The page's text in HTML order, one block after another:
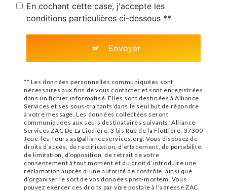
En cochant cette case, j'accepte les
conditions particulières ci-dessous **
Envoyer
** Les données personnelles communiquées sont
nécessaires aux fins de vous contacter et sont enregistrées
dans un fichier informatisé. Elles sont destinées à Alliance
Services et ses sous-traitants dans le seul but de répondre
à votre message. Les données collectées seront
communiquées aux seuls destinataires suivants: Alliance
Services ZAC De La Liodière, 3 bis Rue de la Flottière, 37300
Joué-lès-Tours as@allianceservices.org. Vous disposez de
droits d’accès, de rectification, d’effacement, de portabilité,
de limitation, d’opposition, de retrait de votre
consentement à tout moment et du droit d’introduire une
réclamation auprès d’une autorité de contrôle, ainsi que
d’organiser le sort de vos données post-mortem. Vous
pouvez exercer ces droits par voie postale à l'adresse ZAC